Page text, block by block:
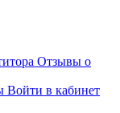
Отзывы о
Войти в кабинет